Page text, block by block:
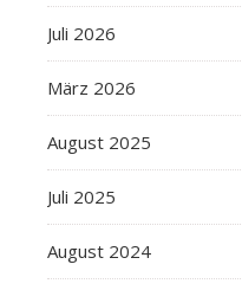
Juli 2026
März 2026
August 2025
Juli 2025
August 2024